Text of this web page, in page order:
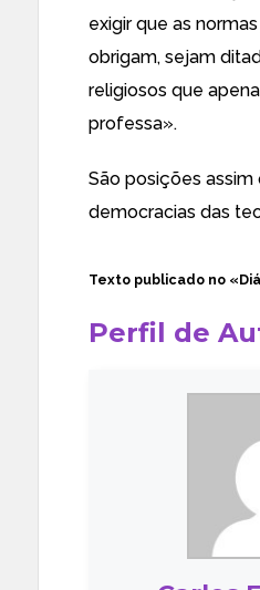
exigir que as
obrigam, sejam
religiosos que
professa».
São posições assim
democracias das
Texto publicado no
Perfil de